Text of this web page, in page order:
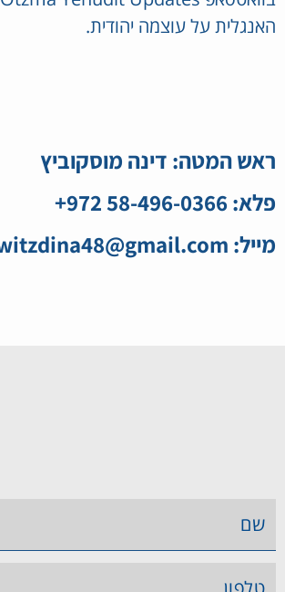
האנגלית על עוצמה יהודית.
ראש המטה: דינה מוסקוביץ
פלא: 58-496-0366 972+
מייל: moskowitzdina48@gmail.com